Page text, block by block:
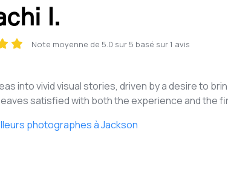
I.
Note moyenne de 5.0 sur 5 basé sur1 avis
into vivid visual stories, driven by a desire to
satisfied with both the experience and the
photographes à Jackson